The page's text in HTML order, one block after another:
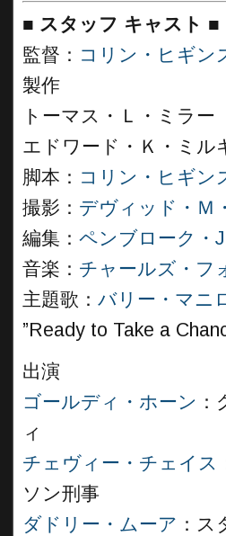
■ スタッフ キャスト ■
監督： コリン・ヒギン
製作
トーマス・Ｌ・ミラー
エドワード・Ｋ・ミル
脚本： コリン・ヒギン
撮影： デヴィッド・Ｍ
編集： ペンブローク・
音楽： チャールズ・フ
主題歌： バリー・マニ
”Ready to Take a
出演
ゴールディ・ホーン
ィ
チェヴィー・チェイス
ソン刑事
ダドリー・ムーア ：